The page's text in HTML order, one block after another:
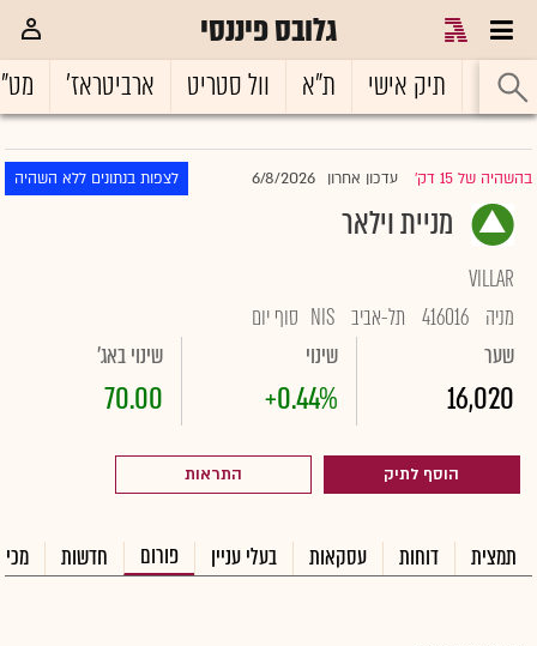
גלובס פיננסי
ראשי תיק אישי ת"א וול סטריט ארביטראז'
בהשהיה של 15 דק' |עדכון אחרון 6/8/2026 לצפות בנתונים ללא השהיה
מניית וילאר
VILLAR
מניה 416016 תל-אביב NIS סוף יום
שער
16,020
שינוי
+0.44%
שינוי באג'
70.00
הוסף לתיק התראות
תמצית דוחות עסקאות בעלי עניין פורום חדשות